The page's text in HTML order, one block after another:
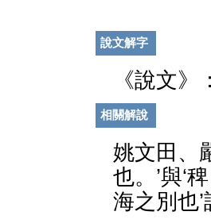
說文解字
《說文
相關解說
姚文田、
也。’與‘
海之別也